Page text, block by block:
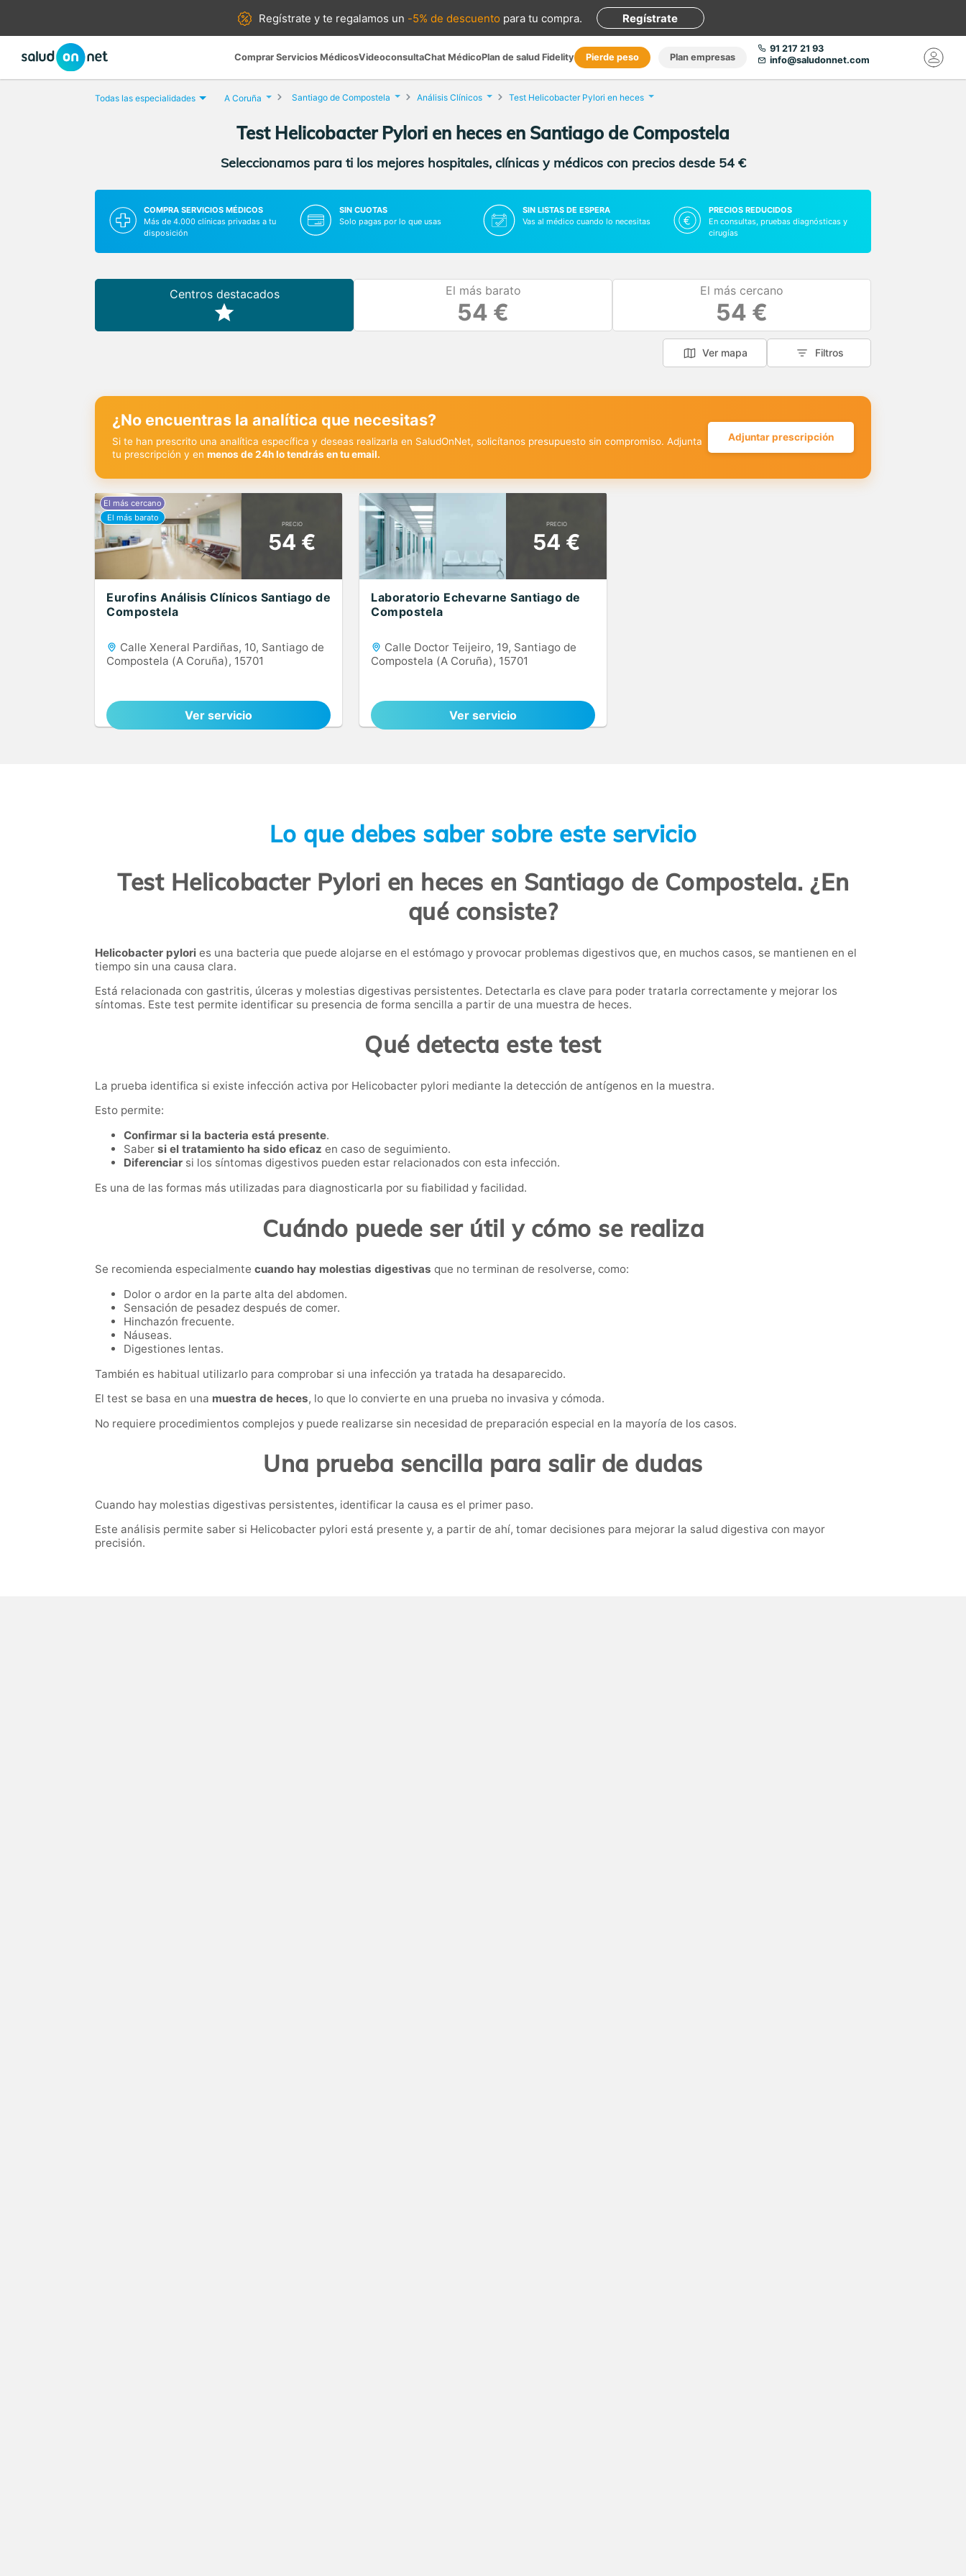
Regístrate yte regalamos un -5% de descuento para tu compra. Regístrate
Comprar Servicios MédicosVideoconsultaChat MédicoPlan de salud Fidelity Pierde peso Plan empresas
91 217 21 93
info@saludonnet.com
Todas las especialidades A Coruña Santiago de Compostela Análisis Clínicos Test Helicobacter Pylori en heces
Test Helicobacter Pylori en heces en Santiago de Compostela
Seleccionamos para ti los mejores hospitales, clínicas y médicos con precios desde 54 €
COMPRA SERVICIOS MÉDICOS
Más de 4.000 clínicas privadas a tu
disposición
SIN CUOTAS
Solo pagas por lo que usas
SIN LISTAS DE ESPERA
Vas al médico cuando lo necesitas
PRECIOS REDUCIDOS
En consultas, pruebas diagnósticas y
cirugías
Centros destacados El más barato
54 €
El más cercano
54 €
Ver mapa Filtros
¿No encuentras la analítica que necesitas?
Si te han prescrito una analítica específica y deseas realizarla en SaludOnNet, solicítanos presupuesto sin compromiso. Adjunta
tu prescripción y en menos de 24h lo tendrás en tu email.
Adjuntar prescripción
PRECIO
54 €
Eurofins Análisis Clínicos Santiago de
Compostela
Calle Xeneral Pardiñas, 10, Santiago de
Compostela (A Coruña), 15701
Ver servicio
PRECIO
54 €
Laboratorio Echevarne Santiago de
Compostela
Calle Doctor Teijeiro, 19, Santiago de
Compostela (A Coruña), 15701
Ver servicio
Lo que debes saber sobre este servicio
Test Helicobacter Pylori en heces en Santiago de Compostela. ¿En
qué consiste?
Helicobacter pylori es una bacteria que puede alojarse en el estómago y provocar problemas digestivos que, en muchos casos, se mantienen en el
tiempo sin una causa clara.
Está relacionada con gastritis, úlceras y molestias digestivas persistentes. Detectarla es clave para poder tratarla correctamente y mejorar los
síntomas. Este test permite identificar su presencia de forma sencilla a partir de una muestra de heces.
Qué detecta este test
La prueba identifica si existe infección activa por Helicobacter pylori mediante la detección de antígenos en la muestra.
Esto permite:
Confirmar si la bacteria está presente.
Saber si el tratamiento ha sido eficaz en caso de seguimiento.
Diferenciar si los síntomas digestivos pueden estar relacionados con esta infección.
Es una de las formas más utilizadas para diagnosticarla por su fiabilidad y facilidad.
Cuándo puede ser útil y cómo se realiza
Se recomienda especialmente cuando hay molestias digestivas que no terminan de resolverse, como:
Dolor o ardor en la parte alta del abdomen.
Sensación de pesadez después de comer.
Hinchazón frecuente.
Náuseas.
Digestiones lentas.
También es habitual utilizarlo para comprobar si una infección ya tratada ha desaparecido.
El test se basa en una muestra de heces, lo que lo convierte en una prueba no invasiva y cómoda.
No requiere procedimientos complejos y puede realizarse sin necesidad de preparación especial en la mayoría de los casos.
Una prueba sencilla para salir de dudas
Cuando hay molestias digestivas persistentes, identificar la causa es el primer paso.
Este análisis permite saber si Helicobacter pylori está presente y, a partir de ahí, tomar decisiones para mejorar la salud digestiva con mayor
precisión.